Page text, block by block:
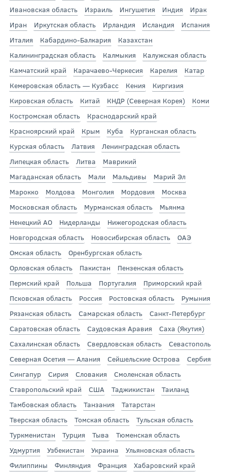
Ивановская область
Израиль Ингушетия Индия
Ирак
Иран
Иркутская область Ирландия Исландия
Испания
Италия
Кабардино-Балкария
Казахстан
Калининградская область
Калмыкия
Калужская область
Камчатский край
Карачаево-Черкесия Карелия
Катар
Кемеровская область — Кузбасс
Кения
Киргизия
Кировская область
Китай КНДР (Северная Корея)
Коми
Костромская область
Краснодарский край
Красноярский край
Крым Куба
Курганская область
Курская область
Латвия
Ленинградская область
Липецкая область
Литва
Маврикий
Магаданская область
Мали Мальдивы
Марий Эл
Марокко
Молдова Монголия Мордовия
Москва
Московская область
Мурманская область
Мьянма
Ненецкий АО
Нидерланды
Нижегородская область
Новгородская область
Новосибирская область
ОАЭ
Омская область
Оренбургская область
Орловская область
Пакистан
Пензенская область
Пермский край
Польша Португалия
Приморский край
Псковская область
Россия Ростовская область
Румыния
Рязанская область
Самарская область
Санкт-Петербург
Саратовская область
Саудовская Аравия
Саха (Якутия)
Сахалинская область
Свердловская область
Севастополь
Северная Осетия — Алания
Сейшельские Острова
Сербия
Сингапур
Сирия Словакия
Смоленская область
Ставропольский край
США Таджикистан
Таиланд
Тамбовская область
Танзания
Татарстан
Тверская область
Томская область
Тульская область
Туркменистан
Турция Тыва
Тюменская область
Удмуртия
Узбекистан Украина
Ульяновская область
Филиппины
Финляндия Франция
Хабаровский край